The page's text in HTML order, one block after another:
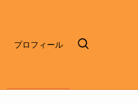
プロフィール